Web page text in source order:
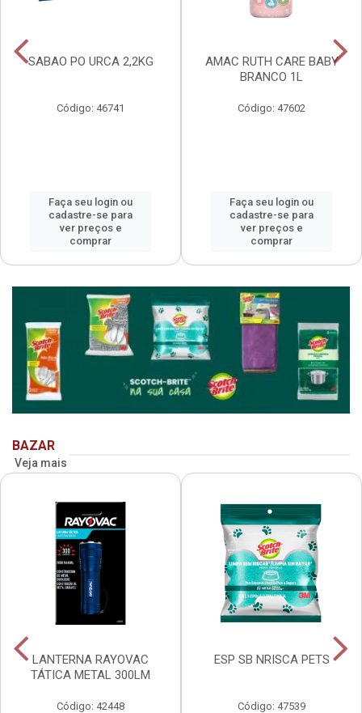
SABAO PO URCA 2,2KG
Código: 46741
Faça seu login ou
cadastre-se para
ver preços e
comprar
AMAC RUTH CARE BABY
BRANCO 1L
Código: 47602
Faça seu login ou
cadastre-se para
ver preços e
comprar
BAZAR
Veja mais
LANTERNA RAYOVAC
TÁTICA METAL 300LM
Código: 42448
ESP SB NRISCA PETS
Código: 47539